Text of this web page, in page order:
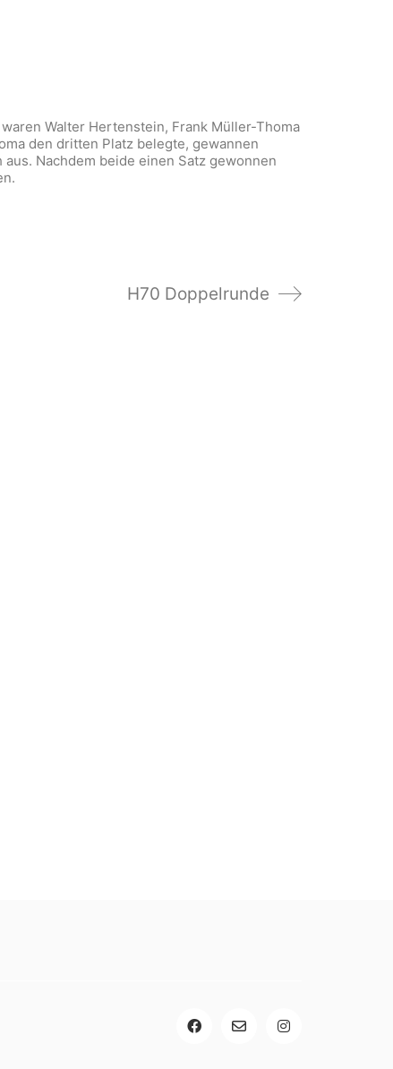
Walter Hertenstein, Frank Müller-Thoma
den dritten Platz belegte, gewannen
Nachdem beide einen Satz gewonnen
H70 Doppelrunde